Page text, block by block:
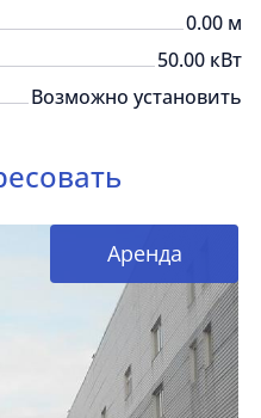
0.00 м
50.00 кВт
Возможно установить
Аренда